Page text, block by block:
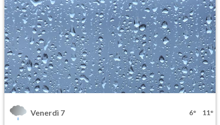
Venerdì 7 6° 11°